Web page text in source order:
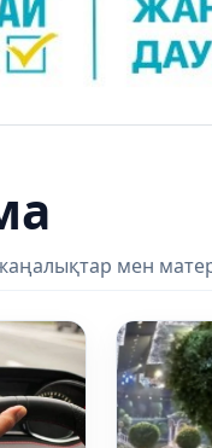
мен